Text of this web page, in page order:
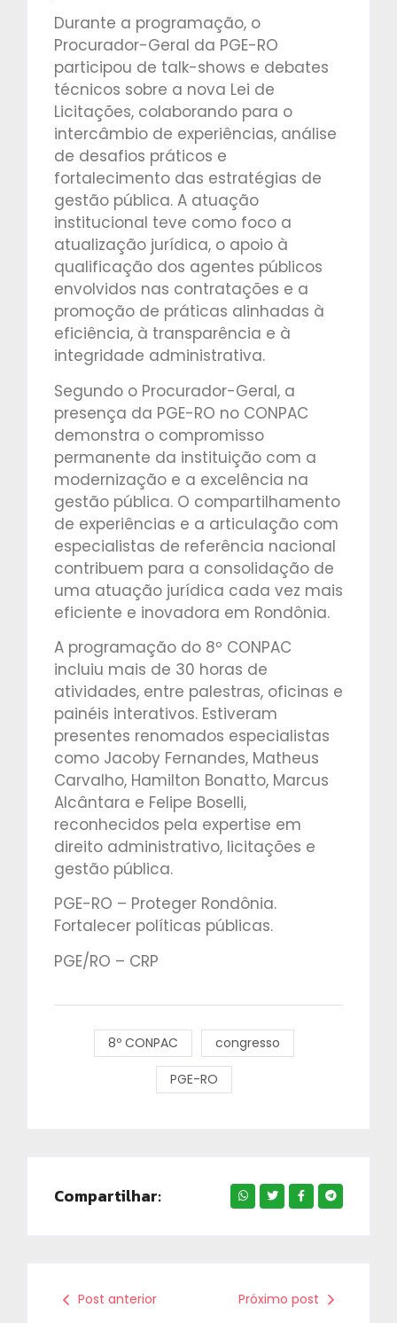
Durante a programação, o
Procurador-Geral da PGE-RO
participou de talk-shows e debates
técnicos sobre a nova Lei de
Licitações, colaborando para o
intercâmbio de experiências, análise
de desafios práticos e
fortalecimento das estratégias de
gestão pública. A atuação
institucional teve como foco a
atualização jurídica, o apoio à
qualificação dos agentes públicos
envolvidos nas contratações e a
promoção de práticas alinhadas à
eficiência, à transparência e à
integridade administrativa.
Segundo o Procurador-Geral, a
presença da PGE-RO no CONPAC
demonstra o compromisso
permanente da instituição com a
modernização e a excelência na
gestão pública. O compartilhamento
de experiências e a articulação com
especialistas de referência nacional
contribuem para a consolidação de
uma atuação jurídica cada vez mais
eficiente e inovadora em Rondônia.
A programação do 8º CONPAC
incluiu mais de 30 horas de
atividades, entre palestras, oficinas e
painéis interativos. Estiveram
presentes renomados especialistas
como Jacoby Fernandes, Matheus
Carvalho, Hamilton Bonatto, Marcus
Alcântara e Felipe Boselli,
reconhecidos pela expertise em
direito administrativo, licitações e
gestão pública.
PGE-RO – Proteger Rondônia.
Fortalecer políticas públicas.
PGE/RO – CRP
8º CONPAC congresso
PGE-RO
Compartilhar:
Post anterior Próximo post